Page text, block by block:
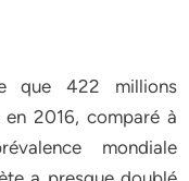
que 422 millions
2016, comparé à
mondiale